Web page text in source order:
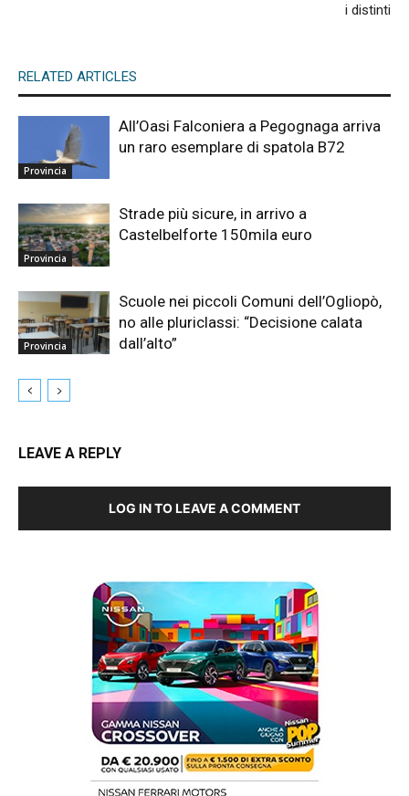
i distinti
RELATED ARTICLES
Provincia
All’Oasi Falconiera a Pegognaga arriva
un raro esemplare di spatola B72
Provincia
Strade più sicure, in arrivo a
Castelbelforte 150mila euro
Provincia
Scuole nei piccoli Comuni dell’Ogliopò,
no alle pluriclassi: “Decisione calata
dall’alto”
LEAVE A REPLY
LOG IN TO LEAVE A COMMENT